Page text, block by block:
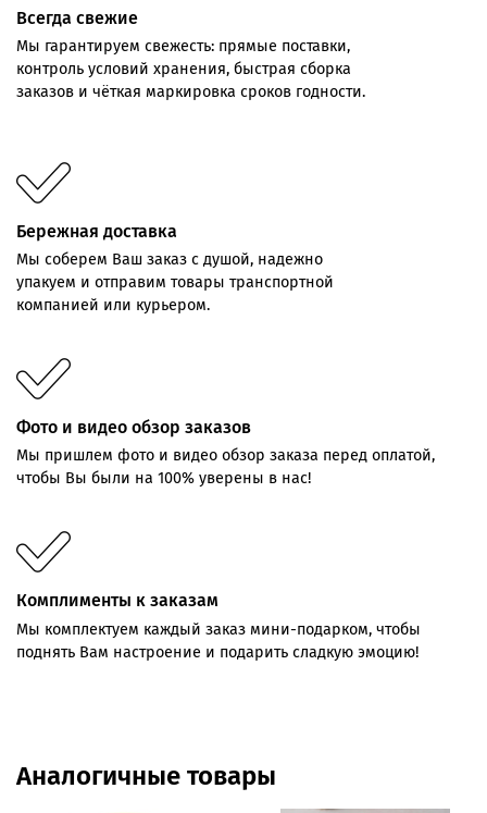
Всегда свежие
Мы гарантируем свежесть: прямые поставки,
контроль условий хранения, быстрая сборка
заказов и чёткая маркировка сроков годности.
Бережная доставка
Мы соберем Ваш заказ с душой, надежно
упакуем и отправим товары транспортной
компанией или курьером.
Фото и видео обзор заказов
Мы пришлем фото и видео обзор заказа перед оплатой,
чтобы Вы были на 100% уверены в нас!
Комплименты к заказам
Мы комплектуем каждый заказ мини-подарком, чтобы
поднять Вам настроение и подарить сладкую эмоцию!
Аналогичные товары